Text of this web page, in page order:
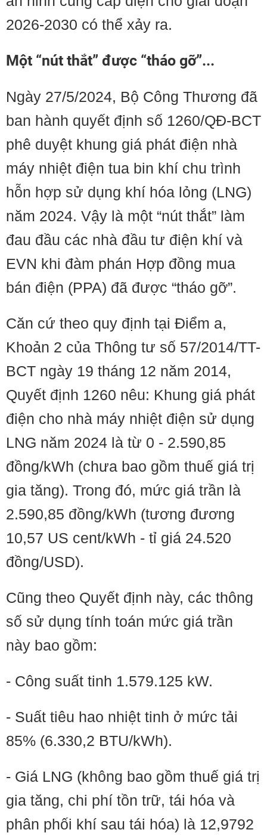
2026-2030 có thể xảy ra.
Một “nút thắt” được “tháo gỡ”...
Ngày 27/5/2024, Bộ Công Thương đã
ban hành quyết định số 1260/QĐ-BCT
phê duyệt khung giá phát điện nhà
máy nhiệt điện tua bin khí chu trình
hỗn hợp sử dụng khí hóa lỏng (LNG)
năm 2024. Vậy là một “nút thắt” làm
đau đầu các nhà đầu tư điện khí và
EVN khi đàm phán Hợp đồng mua
bán điện (PPA) đã được “tháo gỡ”.
Căn cứ theo quy định tại Điểm a,
Khoản 2 của Thông tư số 57/2014/TT-
BCT ngày 19 tháng 12 năm 2014,
Quyết định 1260 nêu: Khung giá phát
điện cho nhà máy nhiệt điện sử dụng
LNG năm 2024 là từ 0 - 2.590,85
đồng/kWh (chưa bao gồm thuế giá trị
gia tăng). Trong đó, mức giá trần là
2.590,85 đồng/kWh (tương đương
10,57 US cent/kWh - tỉ giá 24.520
đồng/USD).
Cũng theo Quyết định này, các thông
số sử dụng tính toán mức giá trần
này bao gồm:
- Công suất tinh 1.579.125 kW.
- Suất tiêu hao nhiệt tinh ở mức tải
85% (6.330,2 BTU/kWh).
- Giá LNG (không bao gồm thuế giá trị
gia tăng, chi phí tồn trữ, tái hóa và
phân phối khí sau tái hóa) là 12,9792